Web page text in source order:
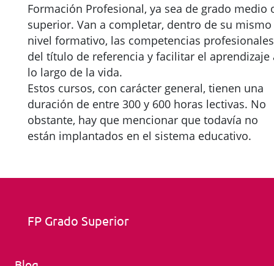
Formación Profesional, ya sea de grado medio
superior. Van a completar, dentro de su mismo
nivel formativo, las competencias profesionales
del título de referencia y facilitar el aprendizaje
lo largo de la vida.
Estos cursos, con carácter general, tienen una
duración de entre 300 y 600 horas lectivas. No
obstante, hay que mencionar que todavía no
están implantados en el sistema educativo.
FP Grado Superior